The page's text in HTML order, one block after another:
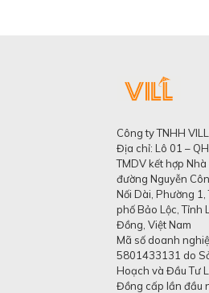
Công ty TNHH
Địa chỉ: Lô 01 –
TMDV kết hợp Nhà
đường Nguyễn
Nối Dài, Phường 1,
phố Bảo Lộc, Tỉnh
Đồng, Việt Nam
Mã số doanh
5801433131 do
Hoạch và Đầu Tư
Đồng cấp lần đầu